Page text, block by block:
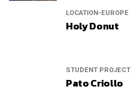
LOCATION-EUROPE
Holy Donut
STUDENT PROJECT
Pato Criollo